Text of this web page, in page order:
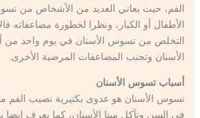
الفم، حيث يعاني العديد من الأشخاص من
الأطفال أو الكبار، ونظرا لخطورة مضاعفاته
التخلص من تسوس الأسنان في يوم واحد
الأسنان وتجنب المضاعفات المرضية الأخرى.
أسباب تسوس الأسنان
تسوس الأسنان هو عدوى بكتيرية تصيب الفم
في السن وتآكل مينا الأسنان، كما يعرف ايضا